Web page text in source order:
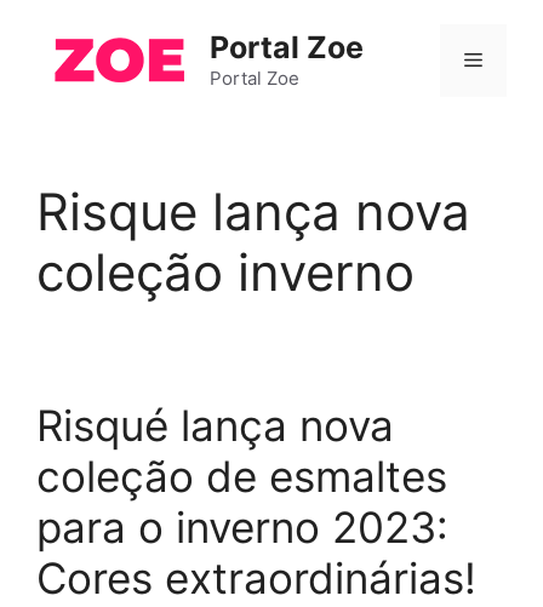
Portal Zoe
Portal Zoe
Menu
Risque lança nova
coleção inverno
Risqué lança nova
coleção de esmaltes
para o inverno 2023:
Cores extraordinárias!